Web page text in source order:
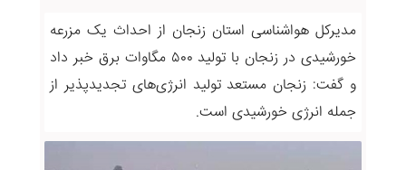
مدیرکل هواشناسی استان زنجان از احداث یک مزرعه
خورشیدی در زنجان با تولید ۵۰۰ مگاوات برق خبر داد
و گفت: زنجان مستعد تولید انرژی‌های تجدیدپذیر از
جمله انرژی خورشیدی است.